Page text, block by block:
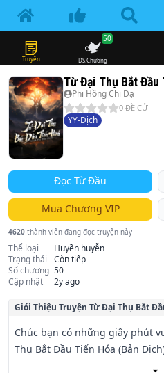
Truyện DS.Chương
50
Từ Đại Thụ Bắt Đầu
Phi Hồng Chi Dạ
0 ĐỀ CỬ
YY-Dịch
Đọc Từ Đầu
Mua Chương VIP
4620 thành viên đang đọc truyện này
Thể loại
Huyền huyễn
Trạng thái
Còn tiếp
Số chương 50
Cập nhật
2y ago
Giói Thiệu Truyện Từ Đại Thụ Bắt
Chúc bạn có những giây phút
Thụ Bắt Đầu Tiến Hóa (Bản